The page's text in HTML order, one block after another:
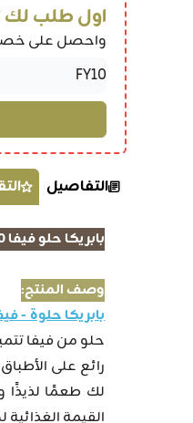
اول طلب لك
واحصل على
التفاصيل
بابريكا حلو فيفا 160 جم
وصف المنتج:
بابريكا حلوة -
حلو من فيفا
رائع على
لك طعمًا لذيذًا
القيمة